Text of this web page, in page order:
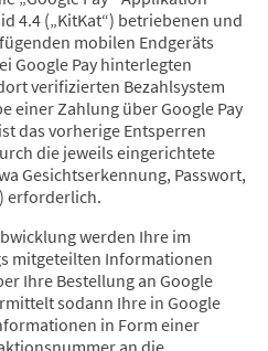
4.4 („KitKat“) betriebenen und
mobilen Endgeräts
Google Pay hinterlegten
verifizierten Bezahlsystem
einer Zahlung über Google Pay
das vorherige Entsperren
die jeweils eingerichtete
Gesichtserkennung, Passwort,
erforderlich.
werden Ihre im
mitgeteilten Informationen
Ihre Bestellung an Google
sodann Ihre in Google
in Form einer